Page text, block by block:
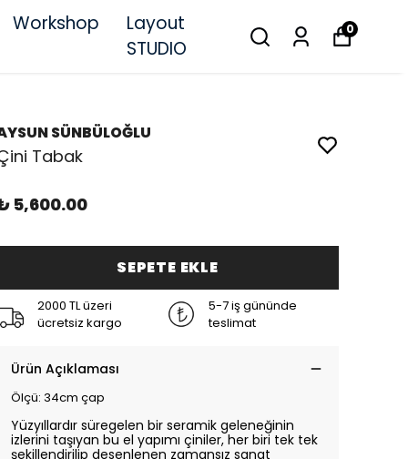
Workshop
Layout
STUDIO
0
SÜNBÜLOĞLU
Tabak
5,600.00
SEPETE EKLE
2000 TL üzeri
ücretsiz kargo
5-7 iş gününde
teslimat
Ürün Açıklaması
Ölçü: 34cm çap
Yüzyıllardır süregelen bir seramik geleneğinin
izlerini taşıyan bu el yapımı çiniler, her biri tek tek
şekillendirilip desenlenen zamansız sanat